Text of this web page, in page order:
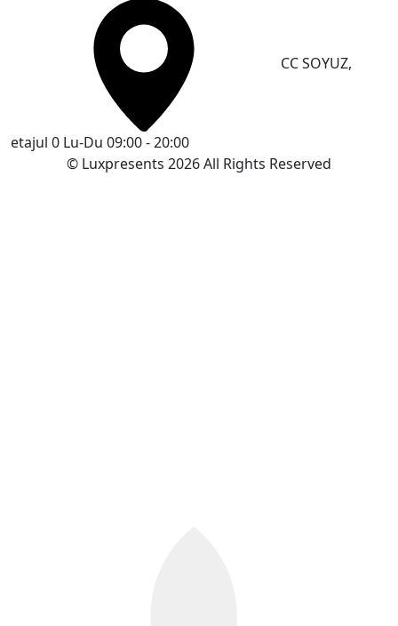
CC SOYUZ,
etajul 0 Lu-Du 09:00 - 20:00
© Luxpresents 2026 All Rights Reserved